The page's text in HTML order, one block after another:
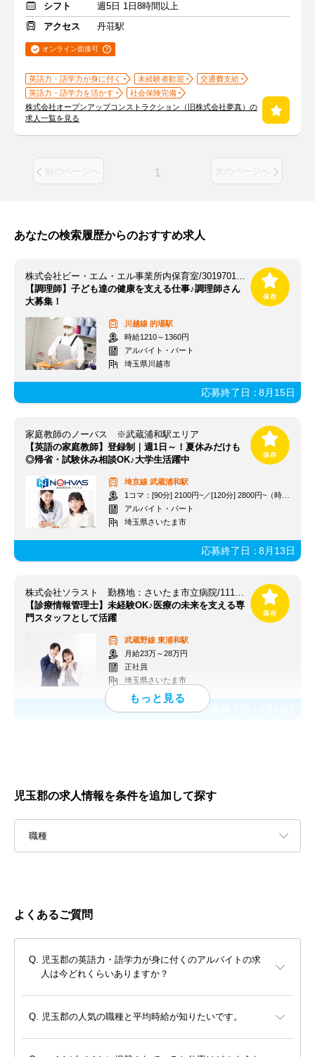
シフト
週5日 1日8時間以上
アクセス
丹荘駅
オンライン面接可
英語力・語学力が身に付く 未経験者歓迎
交通費支給
英語力・語学力を活かす
社会保険完備
株式会社オープンアップコンストラクション（旧株式会社夢真）の
求人一覧を見る
前のページへ 1 次のページへ
あなたの検索履歴からのおすすめ求人
株式会社ビー・エム・エル事業所内保育室/3019701AP-C
【調理師】子ども達の健康を支える仕事♪調理師さん
大募集！
川越線 的場駅
時給1210～1360円
アルバイト・パート
埼玉県川越市
応募終了日：8月15日
家庭教師のノーバス ※武蔵浦和駅エリア
【英語の家庭教師】登録制｜週1日～！夏休みだけも
◎帰省・試験休み相談OK♪大学生活躍中
埼京線 武蔵浦和駅
1コマ：[90分] 2100円~／[120分] 2800円~（時給1400円~）+交通費
アルバイト・パート
埼玉県さいたま市
応募終了日：8月13日
株式会社ソラスト 勤務地：さいたま市立病院/1116500128-066
【診療情報管理士】未経験OK♪医療の未来を支える専
門スタッフとして活躍
武蔵野線 東浦和駅
月給23万～28万円
正社員
埼玉県さいたま市
応募終了日：
児玉郡の求人情報を条件を追加して探す
職種
よくあるご質問
児玉郡の英語力・語学力が身に付くのアルバイトの求
人は今どれくらいありますか？
児玉郡の人気の職種と平均時給が知りたいです。